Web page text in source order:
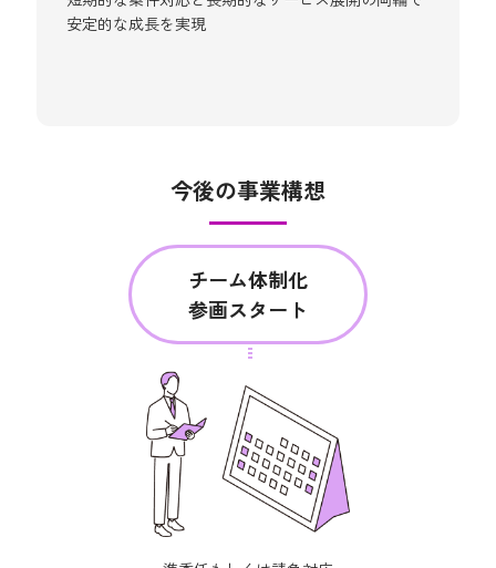
安定的な成長を実現
今後の事業構想
チーム体制化
参画スタート